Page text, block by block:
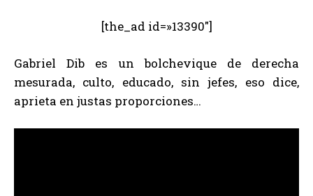
[the_ad id=»13390″]
Gabriel Dib es un bolchevique de derecha
mesurada, culto, educado, sin jefes, eso dice,
aprieta en justas proporciones…